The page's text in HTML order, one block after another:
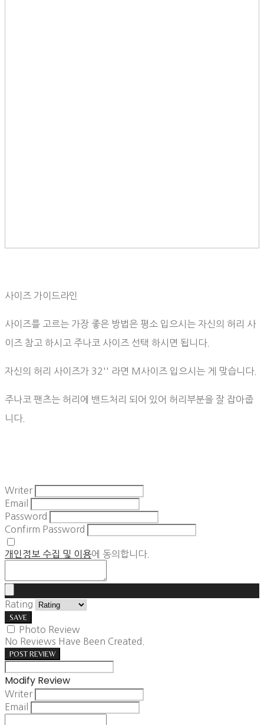
사이즈 가이드라인
사이즈를 고르는 가장 좋은 방법은 평소 입으시는 자신의 허리 사
이즈 참고 하시고 주나코 사이즈 선택 하시면 됩니다.
자신의 허리 사이즈가 32'' 라면 M사이즈 입으시는 게 맞습니다.
주나코 팬츠는 허리에 밴드처리 되어 있어 허리부분을 잘 잡아줍
니다.
Writer
Email
Password
Confirm Password
개인정보 수집 및 이용에 동의합니다.
Rating
SAVE
Photo Review
No Reviews Have Been Created.
POST REVIEW
Modify Review
Writer
Email